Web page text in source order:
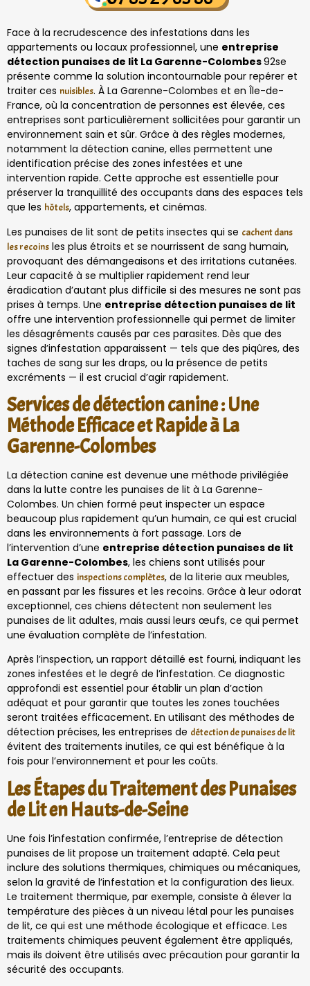
Face à la recrudescence des infestations dans les
appartements ou locaux professionnel, une entreprise
détection punaises de lit La Garenne-Colombes92se
présente comme la solution incontournable pour repérer et
traiter ces nuisibles. À La Garenne-Colombes et en Île-de-
France, où la concentration de personnes est élevée, ces
entreprises sont particulièrement sollicitées pour garantir un
environnement sain et sûr. Grâce à des règles modernes,
notamment la détection canine, elles permettent une
identification précise des zones infestées et une
intervention rapide. Cette approche est essentielle pour
préserver la tranquillité des occupants dans des espaces tels
que les hôtels, appartements, et cinémas.
Les punaises de lit sont de petits insectes qui se cachent dans
les recoins les plus étroits et se nourrissent de sang humain,
provoquant des démangeaisons et des irritations cutanées.
Leur capacité à se multiplier rapidement rend leur
éradication d’autant plus difficile si des mesures ne sont pas
prises à temps. Une entreprise détection punaises de lit
offre une intervention professionnelle qui permet de limiter
les désagréments causés par ces parasites. Dès que des
signes d’infestation apparaissent — tels que des piqûres, des
taches de sang sur les draps, ou la présence de petits
excréments — il est crucial d’agir rapidement.
Services de détection canine : Une
Méthode Efficace et Rapide à La
Garenne-Colombes
La détection canine est devenue une méthode privilégiée
dans la lutte contre les punaises de lit à La Garenne-
Colombes. Un chien formé peut inspecter un espace
beaucoup plus rapidement qu’un humain, ce qui est crucial
dans les environnements à fort passage. Lors de
l’intervention d’une entreprise détection punaises de lit
La Garenne-Colombes, les chiens sont utilisés pour
effectuer des inspections complètes, de la literie aux meubles,
en passant par les fissures et les recoins. Grâce à leur odorat
exceptionnel, ces chiens détectent non seulement les
punaises de lit adultes, mais aussi leurs œufs, ce qui permet
une évaluation complète de l’infestation.
Après l’inspection, un rapport détaillé est fourni, indiquant les
zones infestées et le degré de l’infestation. Ce diagnostic
approfondi est essentiel pour établir un plan d’action
adéquat et pour garantir que toutes les zones touchées
seront traitées efficacement. En utilisant des méthodes de
détection précises, les entreprises de détection de punaises de lit
évitent des traitements inutiles, ce qui est bénéfique à la
fois pour l’environnement et pour les coûts.
Les Étapes du Traitement des Punaises
de Lit en Hauts-de-Seine
Une fois l’infestation confirmée, l’entreprise de détection
punaises de lit propose un traitement adapté. Cela peut
inclure des solutions thermiques, chimiques ou mécaniques,
selon la gravité de l’infestation et la configuration des lieux.
Le traitement thermique, par exemple, consiste à élever la
température des pièces à un niveau létal pour les punaises
de lit, ce qui est une méthode écologique et efficace. Les
traitements chimiques peuvent également être appliqués,
mais ils doivent être utilisés avec précaution pour garantir la
sécurité des occupants.